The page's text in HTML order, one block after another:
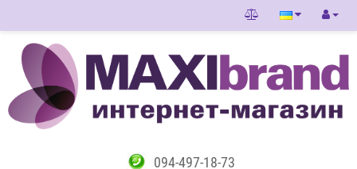
094-497-18-73